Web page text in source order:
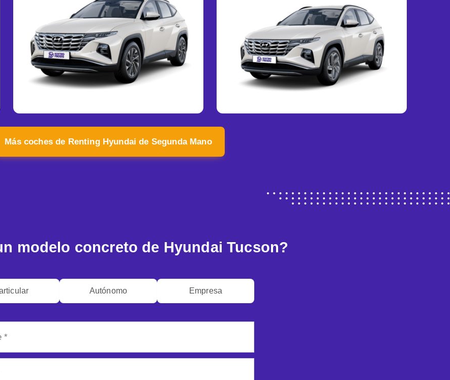
Más coches de Renting Hyundai de Segunda Mano
modelo concreto de Hyundai Tucson?
Autónomo Empresa